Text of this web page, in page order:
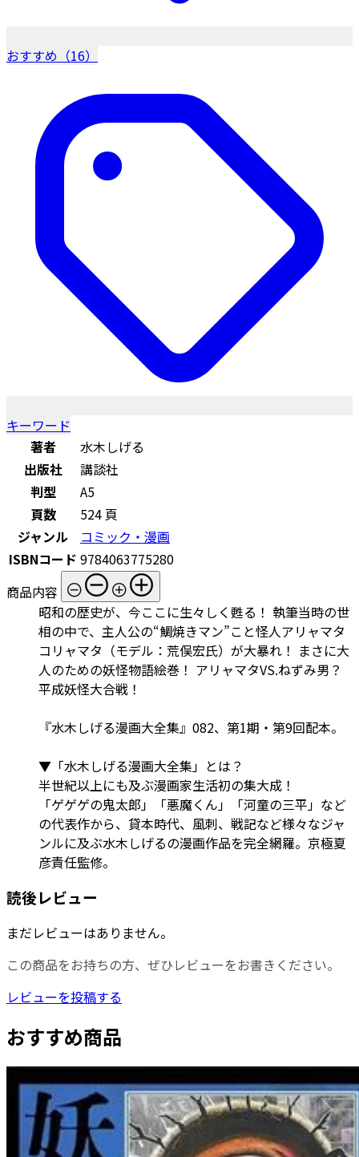
おすすめ（16）
キーワード
著者
水木しげる
出版社
講談社
判型
A5
頁数
524 頁
ジャンル
コミック・漫画
ISBNコード 9784063775280
商品内容
昭和の歴史が、今ここに生々しく甦る！ 執筆当時の世
相の中で、主人公の“鯛焼きマン”こと怪人アリャマタ
コリャマタ（モデル：荒俣宏氏）が大暴れ！ まさに大
人のための妖怪物語絵巻！ アリャマタVS.ねずみ男？
平成妖怪大合戦！
『水木しげる漫画大全集』082、第1期・第9回配本。
▼「水木しげる漫画大全集」とは？
半世紀以上にも及ぶ漫画家生活初の集大成！
「ゲゲゲの鬼太郎」「悪魔くん」「河童の三平」など
の代表作から、貸本時代、風刺、戦記など様々なジャ
ンルに及ぶ水木しげるの漫画作品を完全網羅。京極夏
彦責任監修。
読後レビュー
まだレビューはありません。
この商品をお持ちの方、ぜひレビューをお書きください。
レビューを投稿する
おすすめ商品